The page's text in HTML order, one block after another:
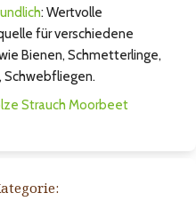
: Wertvolle
für verschiedene
Bienen, Schmetterlinge,
Schwebfliegen.
Strauch Moorbeet